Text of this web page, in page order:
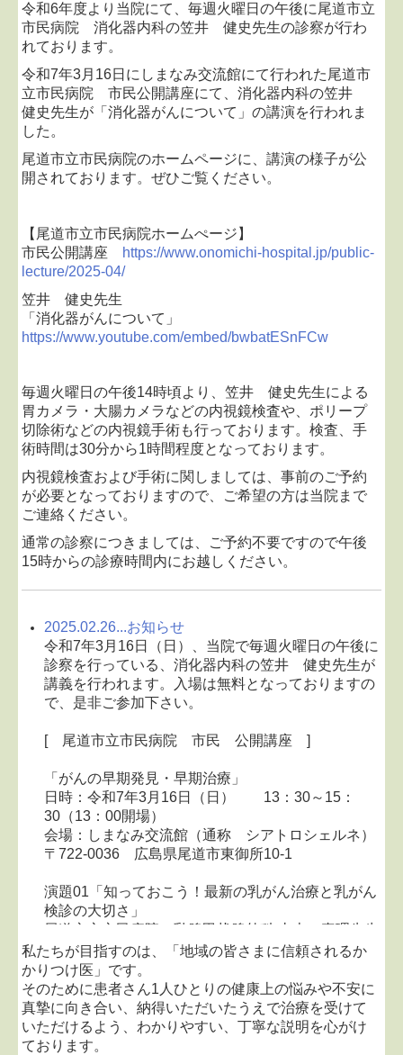
令和6年度より当院にて、毎週火曜日の午後に尾道市立
市民病院 消化器内科の笠井 健史先生の診察が行わ
れております。
令和7年3月16日にしまなみ交流館にて行われた尾道市
立市民病院 市民公開講座にて、消化器内科の笠井
健史先生が「消化器がんについて」の講演を行われま
した。
尾道市立市民病院のホームページに、講演の様子が公
開されております。ぜひご覧ください。
【尾道市立市民病院ホームぺージ】
市民公開講座
https://www.onomichi-hospital.jp/public-
lecture/2025-04/
笠井 健史先生
「消化器がんについて」
https://www.youtube.com/embed/bwbatESnFCw
毎週火曜日の午後14時頃より、笠井 健史先生による
胃カメラ・大腸カメラなどの内視鏡検査や、ポリープ
切除術などの内視鏡手術も行っております。検査、手
術時間は30分から1時間程度となっております。
内視鏡検査および手術に関しましては、事前のご予約
が必要となっておりますので、ご希望の方は当院まで
ご連絡ください。
通常の診察につきましては、ご予約不要ですので午後
15時からの診療時間内にお越しください。
2025.02.26...お知らせ
令和7年3月16日（日）、当院で毎週火曜日の午後に
診察を行っている、消化器内科の笠井 健史先生が
講義を行われます。入場は無料となっておりますの
で、是非ご参加下さい。
[ 尾道市立市民病院 市民 公開講座 ]
「がんの早期発見・早期治療」
日時：令和7年3月16日（日） 13：30～15：
30（13：00開場）
会場：しまなみ交流館（通称 シアトロシェルネ）
〒722-0036 広島県尾道市東御所10-1
演題01「知っておこう！最新の乳がん治療と乳がん
検診の大切さ」
尾道市立市民病院 乳腺甲状腺外科 山本 真理先生
演題02「消化器がんについて」
尾道市立市民病院 消化器内科 笠井 健史先生
おしらせ「がん検診について」
尾道市健康推進課 保健師 薗田 明日香様
私たちが目指すのは、「地域の皆さまに信頼されるか
かりつけ医」です。
そのために患者さん1人ひとりの健康上の悩みや不安に
真摯に向き合い、納得いただいたうえで治療を受けて
いただけるよう、わかりやすい、丁寧な説明を心がけ
ております。